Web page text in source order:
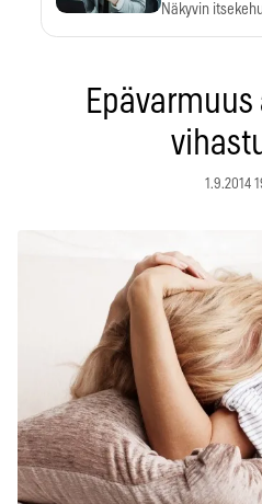
Näkyvin
1.9.2014